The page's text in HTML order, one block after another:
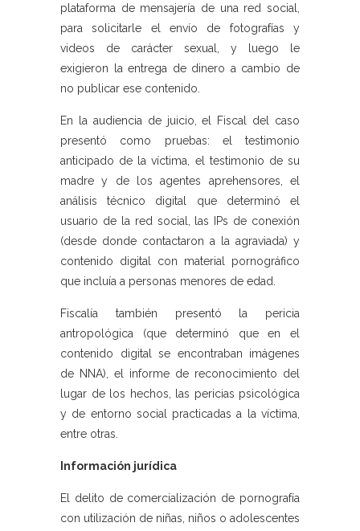
plataforma de mensajería de una red social,
para solicitarle el envío de fotografías y
videos de carácter sexual, y luego le
exigieron la entrega de dinero a cambio de
no publicar ese contenido.
En la audiencia de juicio, el Fiscal del caso
presentó como pruebas: el testimonio
anticipado de la víctima, el testimonio de su
madre y de los agentes aprehensores, el
análisis técnico digital que determinó el
usuario de la red social, las IPs de conexión
(desde donde contactaron a la agraviada) y
contenido digital con material pornográfico
que incluía a personas menores de edad.
Fiscalía también presentó la pericia
antropológica (que determinó que en el
contenido digital se encontraban imágenes
de NNA), el informe de reconocimiento del
lugar de los hechos, las pericias psicológica
y de entorno social practicadas a la víctima,
entre otras.
Información jurídica
El delito de comercialización de pornografía
con utilización de niñas, niños o adolescentes